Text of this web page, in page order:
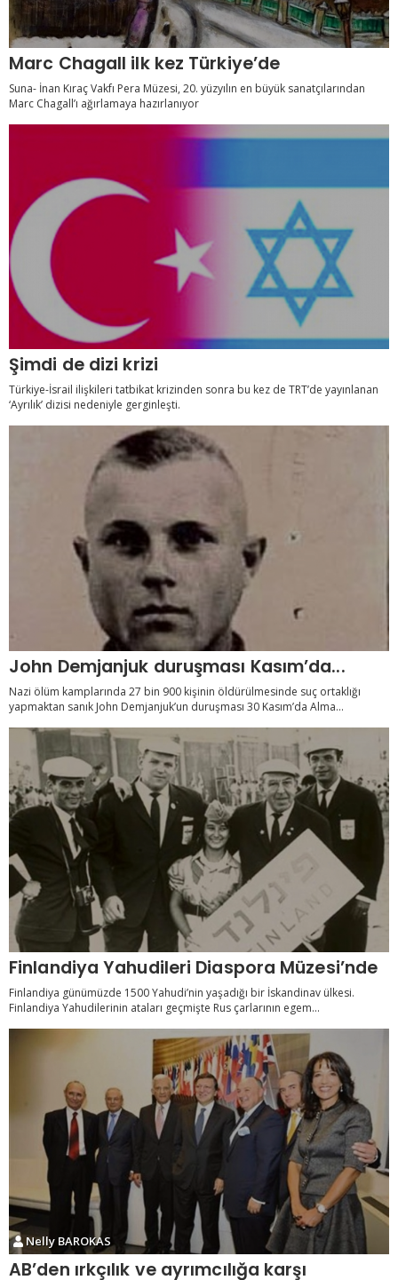
Marc Chagall ilk kez Türkiye’de
Suna- İnan Kıraç Vakfı Pera Müzesi, 20. yüzyılın en büyük sanatçılarından
Marc Chagall’ı ağırlamaya hazırlanıyor
Şimdi de dizi krizi
Türkiye-İsrail ilişkileri tatbikat krizinden sonra bu kez de TRT’de yayınlanan
‘Ayrılık’ dizisi nedeniyle gerginleşti.
John Demjanjuk duruşması Kasım’da...
Nazi ölüm kamplarında 27 bin 900 kişinin öldürülmesinde suç ortaklığı
yapmaktan sanık John Demjanjuk’un duruşması 30 Kasım’da Alma...
Finlandiya Yahudileri Diaspora Müzesi’nde
Finlandiya günümüzde 1500 Yahudi’nin yaşadığı bir İskandinav ülkesi.
Finlandiya Yahudilerinin ataları geçmişte Rus çarlarının egem...
Nelly BAROKAS
AB’den ırkçılık ve ayrımcılığa karşı